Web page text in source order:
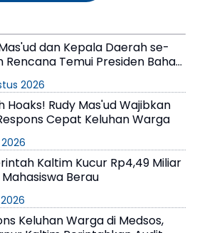
dan Kepala Daerah se-
Rencana Temui Presiden Bahas
2026
Hoaks! Rudy Mas'ud Wajibkan
Cepat Keluhan Warga
Kaltim Kucur Rp4,49 Miliar
Berau
Keluhan Warga di Medsos,